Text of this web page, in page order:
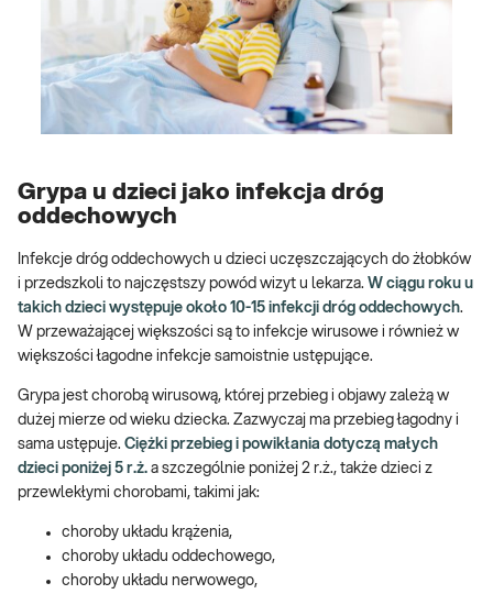
Grypa u dzieci jako infekcja dróg
oddechowych
Infekcje dróg oddechowych u dzieci uczęszczających do żłobków
i przedszkoli to najczęstszy powód wizyt u lekarza. W ciągu roku u
takich dzieci występuje około 10-15 infekcji dróg oddechowych.
W przeważającej większości są to infekcje wirusowe i również w
większości łagodne infekcje samoistnie ustępujące.
Grypa jest chorobą wirusową, której przebieg i objawy zależą w
dużej mierze od wieku dziecka. Zazwyczaj ma przebieg łagodny i
sama ustępuje. Ciężki przebieg i powikłania dotyczą małych
dzieci poniżej 5 r.ż. a szczególnie poniżej 2 r.ż., także dzieci z
przewlekłymi chorobami, takimi jak:
choroby układu krążenia,
choroby układu oddechowego,
choroby układu nerwowego,